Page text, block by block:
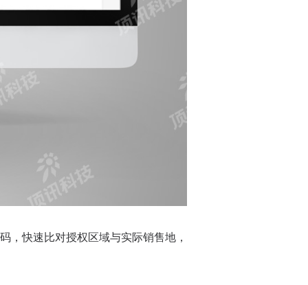
，快速比对授权区域与实际销售地，